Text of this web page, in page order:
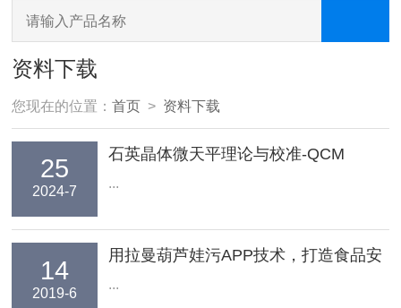
资料下载
您现在的位置：首页 > 资料下载
25
2024-7
石英晶体微天平理论与校准-QCM
...
14
2019-6
用拉曼葫芦娃污APP技术，打造食品安
...